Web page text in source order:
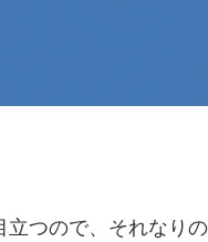
立つので、それなりの